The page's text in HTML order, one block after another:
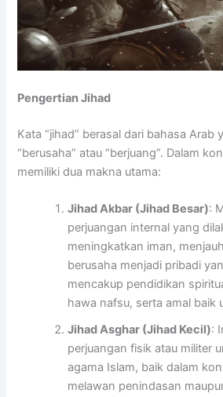
Pengertian Jihad
Kata “jihad” berasal dari bahasa Arab
“berusaha” atau “berjuang”. Dalam
memiliki dua makna utama:
Jihad Akbar (Jihad Besar):
perjuangan internal yang
meningkatkan iman,
berusaha menjadi pribadi
mencakup pendidikan
hawa nafsu, serta amal baik
Jihad Asghar (Jihad Kecil):
perjuangan fisik atau militer
agama Islam, baik dalam
melawan penindasan